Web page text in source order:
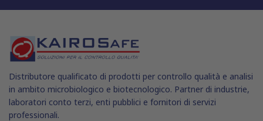
Distributore qualificato di prodotti per controllo qualità e analisi
in ambito microbiologico e biotecnologico. Partner di industrie,
laboratori conto terzi, enti pubblici e fornitori di servizi
professionali.